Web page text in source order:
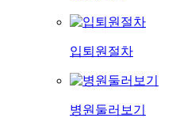
입퇴원절차
병원둘러보기